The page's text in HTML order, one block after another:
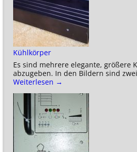
Kühlkörper
Es sind mehrere elegante, größere
abzugeben. In den Bildern sind
Weiterlesen →